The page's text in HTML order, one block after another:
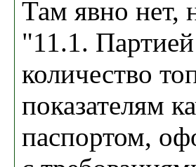
Там явно нет,
"11.1.
количество
показателям
паспортом,